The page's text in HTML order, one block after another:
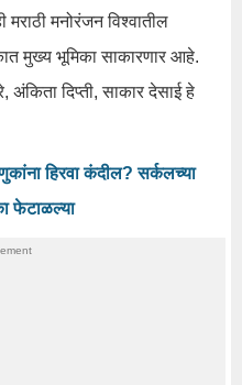
मराठी मनोरंजन विश्वातील
मुख्य भूमिका साकारणार आहे.
अंकिता दिप्ती, साकार देसाई हे
हिरवा कंदील? सर्कलच्या
फेटाळल्या